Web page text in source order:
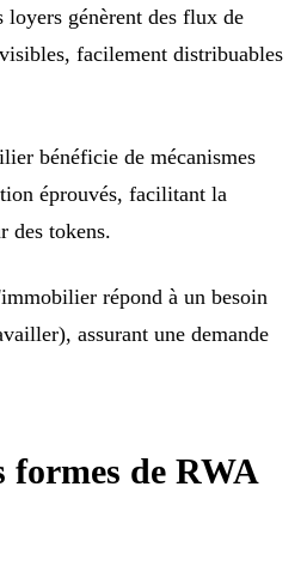
loyers génèrent des flux de
facilement distribuables
bénéficie de mécanismes
éprouvés, facilitant la
des tokens.
répond à un besoin
assurant une demande
formes de RWA